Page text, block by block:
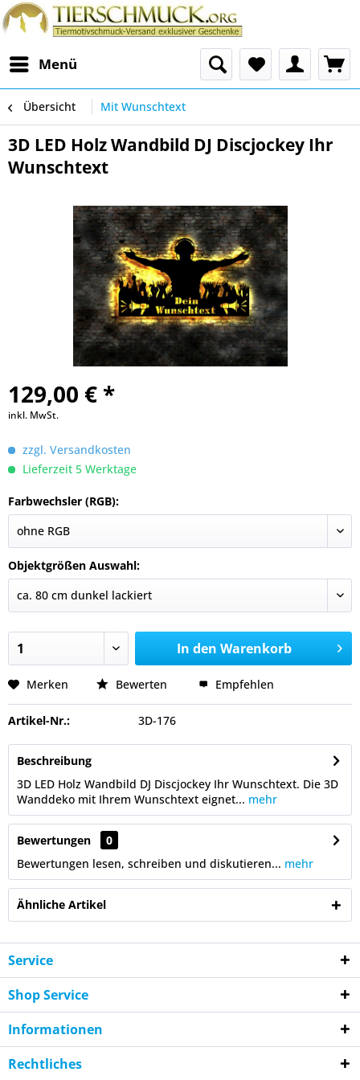
Menü
Übersicht Mit Wunschtext
3D LED Holz Wandbild DJ Discjockey Ihr
Wunschtext
129,00 € *
inkl. MwSt.
zzgl. Versandkosten
Lieferzeit 5 Werktage
Farbwechsler (RGB):
Objektgrößen Auswahl:
In den Warenkorb
Merken Bewerten Empfehlen
Artikel-Nr.: 3D-176
Beschreibung
3D LED Holz Wandbild DJ Discjockey Ihr Wunschtext. Die 3D
Wanddeko mit Ihrem Wunschtext eignet... mehr
Bewertungen
0
Bewertungen lesen, schreiben und diskutieren... mehr
Ähnliche Artikel
Service
Shop Service
Informationen
Rechtliches